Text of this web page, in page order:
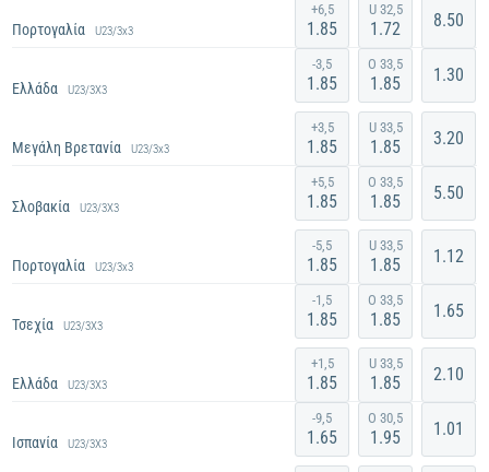
Πορτογαλία
U23/3x3
+6,5
1.85
U 32,5
1.72 8.50
Ελλάδα U23/3X3
Μεγάλη Βρετανία
U23/3x3
-3,5
1.85
+3,5
1.85
O 33,5
1.85
U 33,5
1.85
1.30
3.20
Σλοβακία U23/3X3
Πορτογαλία
U23/3x3
+5,5
1.85
-5,5
1.85
O 33,5
1.85
U 33,5
1.85
5.50
1.12
Τσεχία U23/3X3
Ελλάδα
U23/3X3
-1,5
1.85
+1,5
1.85
O 33,5
1.85
U 33,5
1.85
1.65
2.10
Ισπανία U23/3X3
-9,5
1.65
O 30,5
1.95 1.01